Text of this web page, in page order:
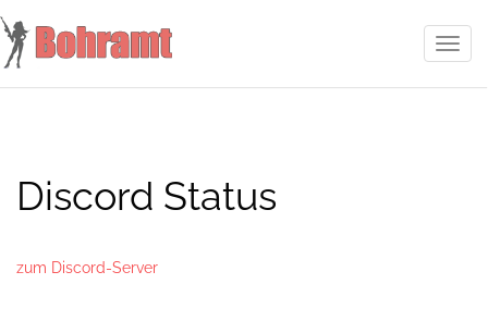
Discord Status
zum Discord-Server